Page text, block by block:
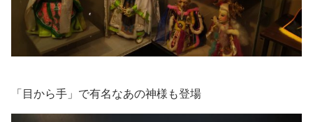
「目から手」で有名なあの神様も登場